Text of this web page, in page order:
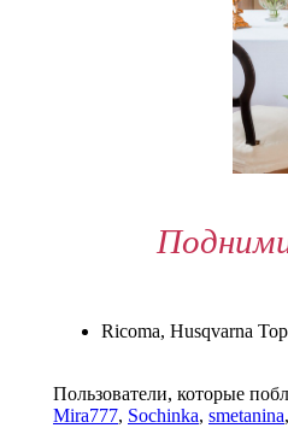
Ricoma, Husqvarna
Пользователи, которые
Mira777, Sochinka, smetanina,